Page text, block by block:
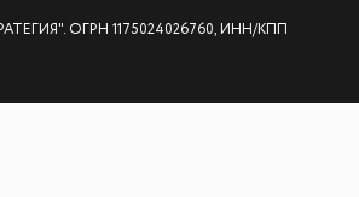
ОГРН 1175024026760, ИНН/КПП